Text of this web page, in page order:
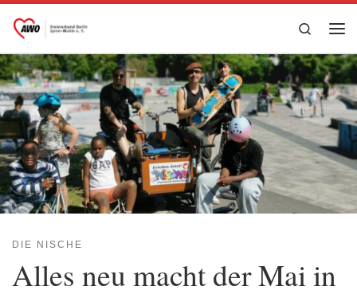
Zum Inhalt springen
Search
DIE NISCHE
Alles neu macht der Mai in